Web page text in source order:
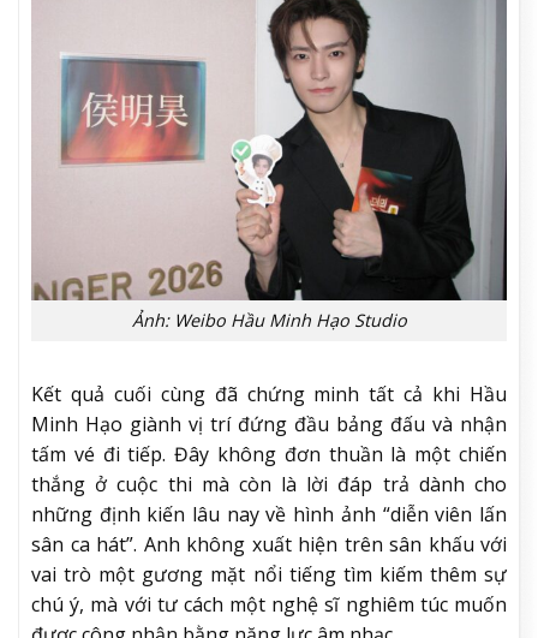
Ảnh: Weibo Hầu Minh Hạo Studio
Kết quả cuối cùng đã chứng minh tất cả khi Hầu
Minh Hạo giành vị trí đứng đầu bảng đấu và nhận
tấm vé đi tiếp. Đây không đơn thuần là một chiến
thắng ở cuộc thi mà còn là lời đáp trả dành cho
những định kiến lâu nay về hình ảnh “diễn viên lấn
sân ca hát”. Anh không xuất hiện trên sân khấu với
vai trò một gương mặt nổi tiếng tìm kiếm thêm sự
chú ý, mà với tư cách một nghệ sĩ nghiêm túc muốn